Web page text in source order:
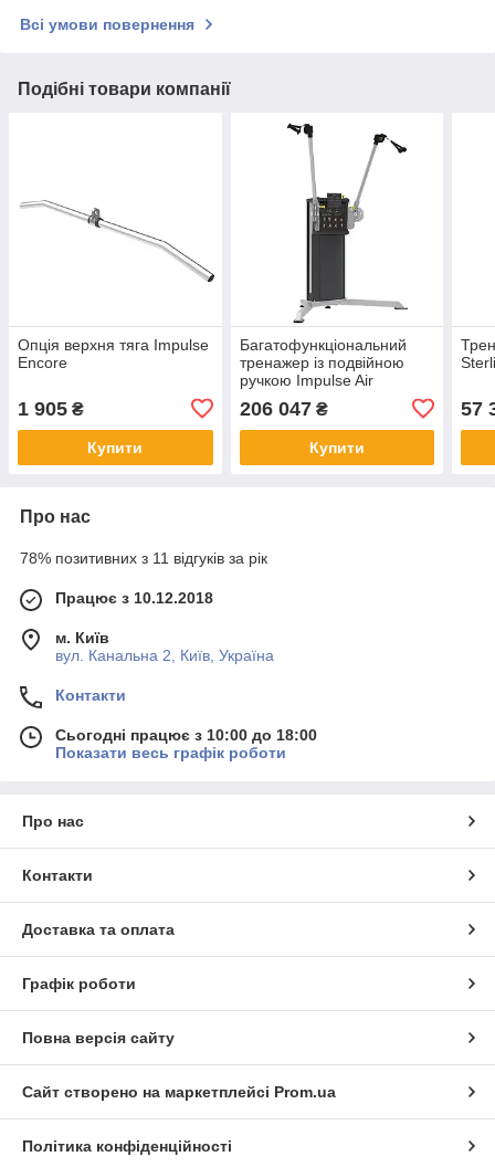
Всі умови повернення
Подібні товари компанії
Опція верхня тяга Impulse
Encore
1 905 ₴
Купити
Багатофункціональний
тренажер із подвійною
ручкою Impulse Air
206 047₴
Купити
57
Про нас
78% позитивних з 11 відгуків за рік
Працює з 10.12.2018
м. Київ
вул. Канальна 2, Київ, Україна
Контакти
Сьогодні працює з 10:00 до 18:00
Показати весь графік роботи
Про нас
Контакти
Доставка та оплата
Графік роботи
Повна версія сайту
Сайт створено на маркетплейсі Prom.ua
Політика конфіденційності